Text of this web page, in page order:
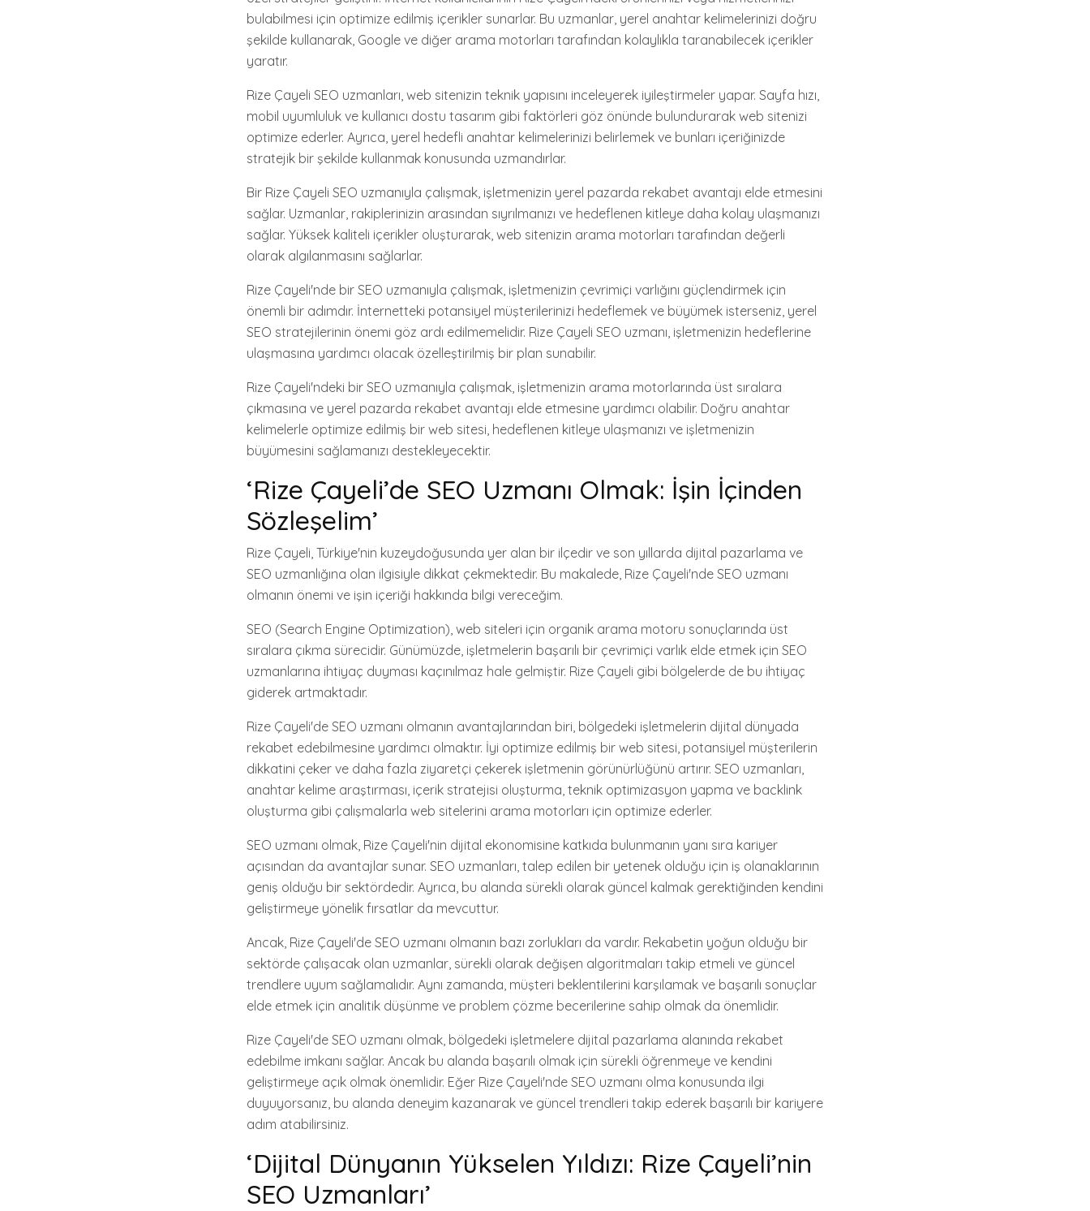
bulabilmesi için optimize edilmiş içerikler sunarlar. Bu uzmanlar, yerel anahtar kelimelerinizi doğru
şekilde kullanarak, Google ve diğer arama motorları tarafından kolaylıkla taranabilecek içerikler
yaratır.
Rize Çayeli SEO uzmanları, web sitenizin teknik yapısını inceleyerek iyileştirmeler yapar. Sayfa hızı,
mobil uyumluluk ve kullanıcı dostu tasarım gibi faktörleri göz önünde bulundurarak web sitenizi
optimize ederler. Ayrıca, yerel hedefli anahtar kelimelerinizi belirlemek ve bunları içeriğinizde
stratejik bir şekilde kullanmak konusunda uzmandırlar.
Bir Rize Çayeli SEO uzmanıyla çalışmak, işletmenizin yerel pazarda rekabet avantajı elde etmesini
sağlar. Uzmanlar, rakiplerinizin arasından sıyrılmanızı ve hedeflenen kitleye daha kolay ulaşmanızı
sağlar. Yüksek kaliteli içerikler oluşturarak, web sitenizin arama motorları tarafından değerli
olarak algılanmasını sağlarlar.
Rize Çayeli'nde bir SEO uzmanıyla çalışmak, işletmenizin çevrimiçi varlığını güçlendirmek için
önemli bir adımdır. İnternetteki potansiyel müşterilerinizi hedeflemek ve büyümek isterseniz, yerel
SEO stratejilerinin önemi göz ardı edilmemelidir. Rize Çayeli SEO uzmanı, işletmenizin hedeflerine
ulaşmasına yardımcı olacak özelleştirilmiş bir plan sunabilir.
Rize Çayeli'ndeki bir SEO uzmanıyla çalışmak, işletmenizin arama motorlarında üst sıralara
çıkmasına ve yerel pazarda rekabet avantajı elde etmesine yardımcı olabilir. Doğru anahtar
kelimelerle optimize edilmiş bir web sitesi, hedeflenen kitleye ulaşmanızı ve işletmenizin
büyümesini sağlamanızı destekleyecektir.
‘Rize Çayeli’de SEO Uzmanı Olmak: İşin İçinden
Sözleşelim’
Rize Çayeli, Türkiye'nin kuzeydoğusunda yer alan bir ilçedir ve son yıllarda dijital pazarlama ve
SEO uzmanlığına olan ilgisiyle dikkat çekmektedir. Bu makalede, Rize Çayeli'nde SEO uzmanı
olmanın önemi ve işin içeriği hakkında bilgi vereceğim.
SEO (Search Engine Optimization), web siteleri için organik arama motoru sonuçlarında üst
sıralara çıkma sürecidir. Günümüzde, işletmelerin başarılı bir çevrimiçi varlık elde etmek için SEO
uzmanlarına ihtiyaç duyması kaçınılmaz hale gelmiştir. Rize Çayeli gibi bölgelerde de bu ihtiyaç
giderek artmaktadır.
Rize Çayeli'de SEO uzmanı olmanın avantajlarından biri, bölgedeki işletmelerin dijital dünyada
rekabet edebilmesine yardımcı olmaktır. İyi optimize edilmiş bir web sitesi, potansiyel müşterilerin
dikkatini çeker ve daha fazla ziyaretçi çekerek işletmenin görünürlüğünü artırır. SEO uzmanları,
anahtar kelime araştırması, içerik stratejisi oluşturma, teknik optimizasyon yapma ve backlink
oluşturma gibi çalışmalarla web sitelerini arama motorları için optimize ederler.
SEO uzmanı olmak, Rize Çayeli'nin dijital ekonomisine katkıda bulunmanın yanı sıra kariyer
açısından da avantajlar sunar. SEO uzmanları, talep edilen bir yetenek olduğu için iş olanaklarının
geniş olduğu bir sektördedir. Ayrıca, bu alanda sürekli olarak güncel kalmak gerektiğinden kendini
geliştirmeye yönelik fırsatlar da mevcuttur.
Ancak, Rize Çayeli'de SEO uzmanı olmanın bazı zorlukları da vardır. Rekabetin yoğun olduğu bir
sektörde çalışacak olan uzmanlar, sürekli olarak değişen algoritmaları takip etmeli ve güncel
trendlere uyum sağlamalıdır. Aynı zamanda, müşteri beklentilerini karşılamak ve başarılı sonuçlar
elde etmek için analitik düşünme ve problem çözme becerilerine sahip olmak da önemlidir.
Rize Çayeli'de SEO uzmanı olmak, bölgedeki işletmelere dijital pazarlama alanında rekabet
edebilme imkanı sağlar. Ancak bu alanda başarılı olmak için sürekli öğrenmeye ve kendini
geliştirmeye açık olmak önemlidir. Eğer Rize Çayeli'nde SEO uzmanı olma konusunda ilgi
duyuyorsanız, bu alanda deneyim kazanarak ve güncel trendleri takip ederek başarılı bir kariyere
adım atabilirsiniz.
‘Dijital Dünyanın Yükselen Yıldızı: Rize Çayeli’nin
SEO Uzmanları’